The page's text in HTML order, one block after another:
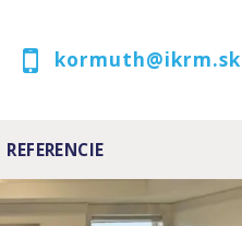
kormuth@ikrm.sk
REFERENCIE